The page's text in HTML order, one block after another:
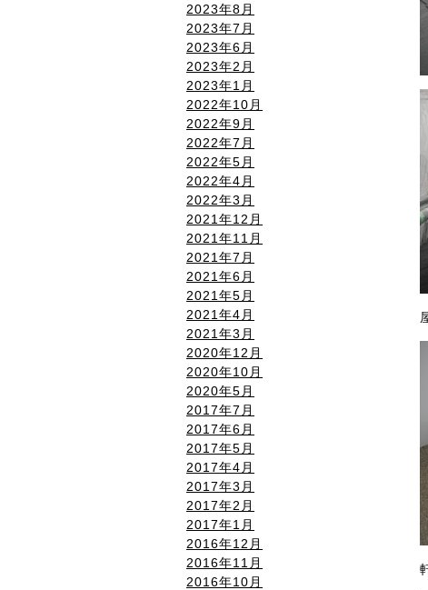
2023年8月
2023年7月
2023年6月
2023年2月
2023年1月
2022年10月
2022年9月
2022年7月
2022年5月
2022年4月
2022年3月
2021年12月
2021年11月
2021年7月
2021年6月
2021年5月
2021年4月
2021年3月
2020年12月
2020年10月
2020年5月
2017年7月
2017年6月
2017年5月
2017年4月
2017年3月
2017年2月
2017年1月
2016年12月
2016年11月
2016年10月